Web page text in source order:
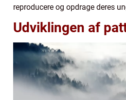
reproducere og opdrage deres
Udviklingen af